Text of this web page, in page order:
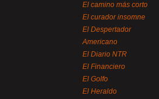
El camino más corto
El curador insomne
El Despertador
Americano
El Diario NTR
El Financiero
El Golfo
El Heraldo